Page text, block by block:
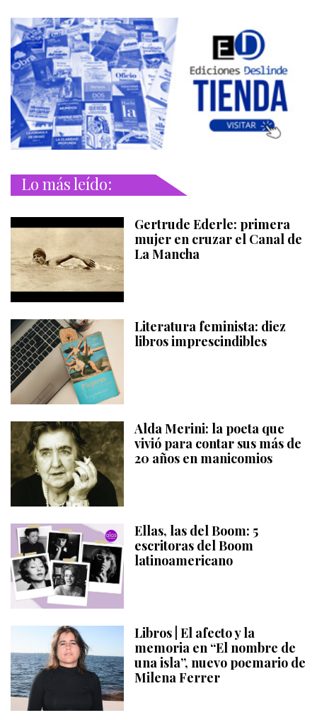
Lo más leído:
Gertrude Ederle: primera
mujer en cruzar el Canal de
La Mancha
Literatura feminista: diez
libros imprescindibles
Alda Merini: la poeta que
vivió para contar sus más de
20 años en manicomios
Ellas, las del Boom: 5
escritoras del Boom
latinoamericano
Libros | El afecto y la
memoria en “El nombre de
una isla”, nuevo poemario de
Milena Ferrer